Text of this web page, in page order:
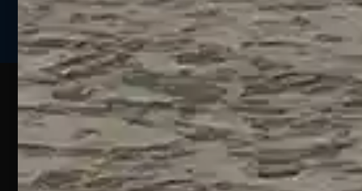
Web
Pesca
Un portale
pensato
per gli
Esperienze
Guide
sulla
pesca
sportiva
Assistenza
Clienti
Siamo
Contatti
Assistenza
Ecommerce